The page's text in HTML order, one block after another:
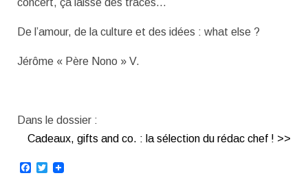
concert, ça laisse des traces…
De l’amour, de la culture et des idées : what else ?
Jérôme « Père Nono » V.
Dans le dossier :
Cadeaux, gifts and co. : la sélection du rédac chef ! >>
Facebook
Twitter